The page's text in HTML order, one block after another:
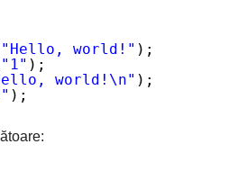
"Hello, world!" );
"1" );
world!\n" );
);